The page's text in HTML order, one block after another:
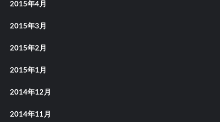
2015年4月
2015年3月
2015年2月
2015年1月
2014年12月
2014年11月